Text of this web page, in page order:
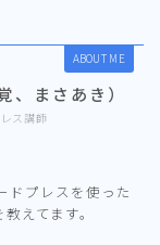
ABOUT ME
、まさあき）
ス講師
ドプレスを使った
えてます。